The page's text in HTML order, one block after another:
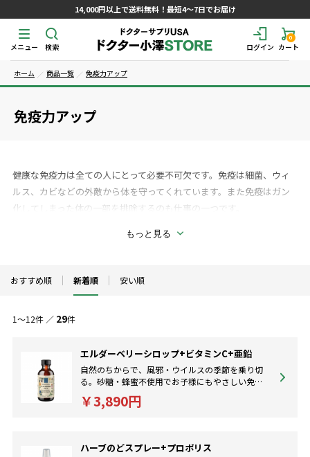
14,000円以上で送料無料！最短4～7日でお届け
ログイン
0
カート
検索
メニュー
ホーム 商品一覧 免疫力アップ
免疫力アップ
健康な免疫力は全ての人にとって必要不可欠です。免疫は細菌、ウィ
ルス、カビなどの外敵から体を守ってくれています。また免疫はガン
化してしまった体の一部を排除するのも仕事の一つです。
免疫力をアップさせるには総合的にアプローチする必要があります。
力をアップさせるには基礎代謝を高めることも重要です。白血球は免
疫力の要で病原菌やがん細胞に攻撃を与えるのが働きです。白血球を
増やしたり白血球の効率を高めるにはハーブやビタミン、ミネラルを
もっと見る
おすすめ順 新着順 安い順
1～12件 ／ 29件
エルダーベリーシロップ+ビタミンC+亜鉛
自然のちからで、風邪・ウイルスの季節を乗り切
る。砂糖・蜂蜜不使用でお子様にもやさしい免疫
￥3,890円
ハーブのどスプレー+プロポリス